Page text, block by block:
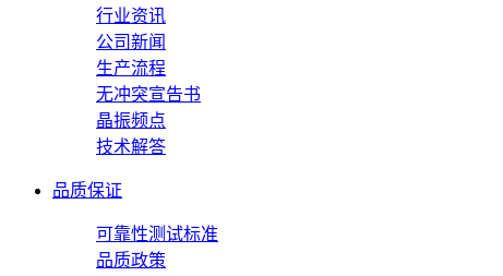
行业资讯
公司新闻
生产流程
无冲突宣告书
晶振频点
技术解答
品质保证
可靠性测试标准
品质政策